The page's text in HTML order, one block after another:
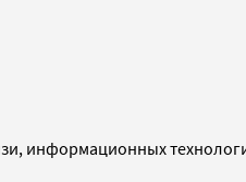
информационных